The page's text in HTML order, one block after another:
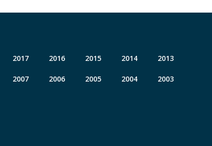
2017 2016 2015 2014 2013
2007 2006 2005 2004 2003